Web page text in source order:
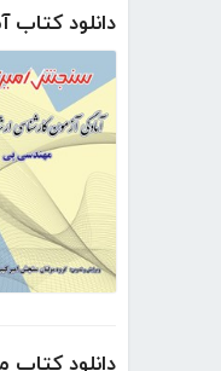
دانلود
دانلود